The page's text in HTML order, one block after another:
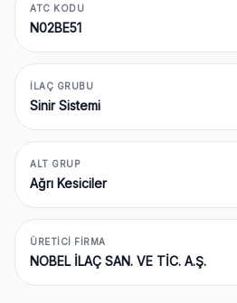
ATC KODU
N02BE51
İLAÇ GRUBU
Sinir Sistemi
ALT GRUP
Ağrı Kesiciler
ÜRETICI FIRMA
NOBEL İLAÇ SAN. VE TİC. A.Ş.